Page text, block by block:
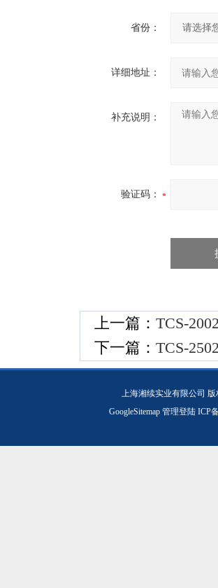
省份：
详细地址：
补充说明：
验证码：
上一篇： TCS-
下一篇： TCS-
上海湘续实业有限公司
GoogleSitemap 管理登陆ICP